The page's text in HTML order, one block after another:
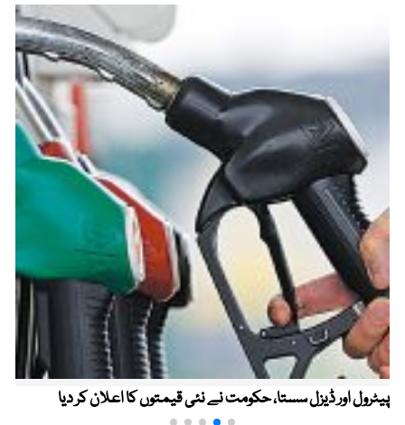
پیٹرول اور ڈیزل سستا، حکومت نے نئی قیمتوں کا اعلان کر دیا